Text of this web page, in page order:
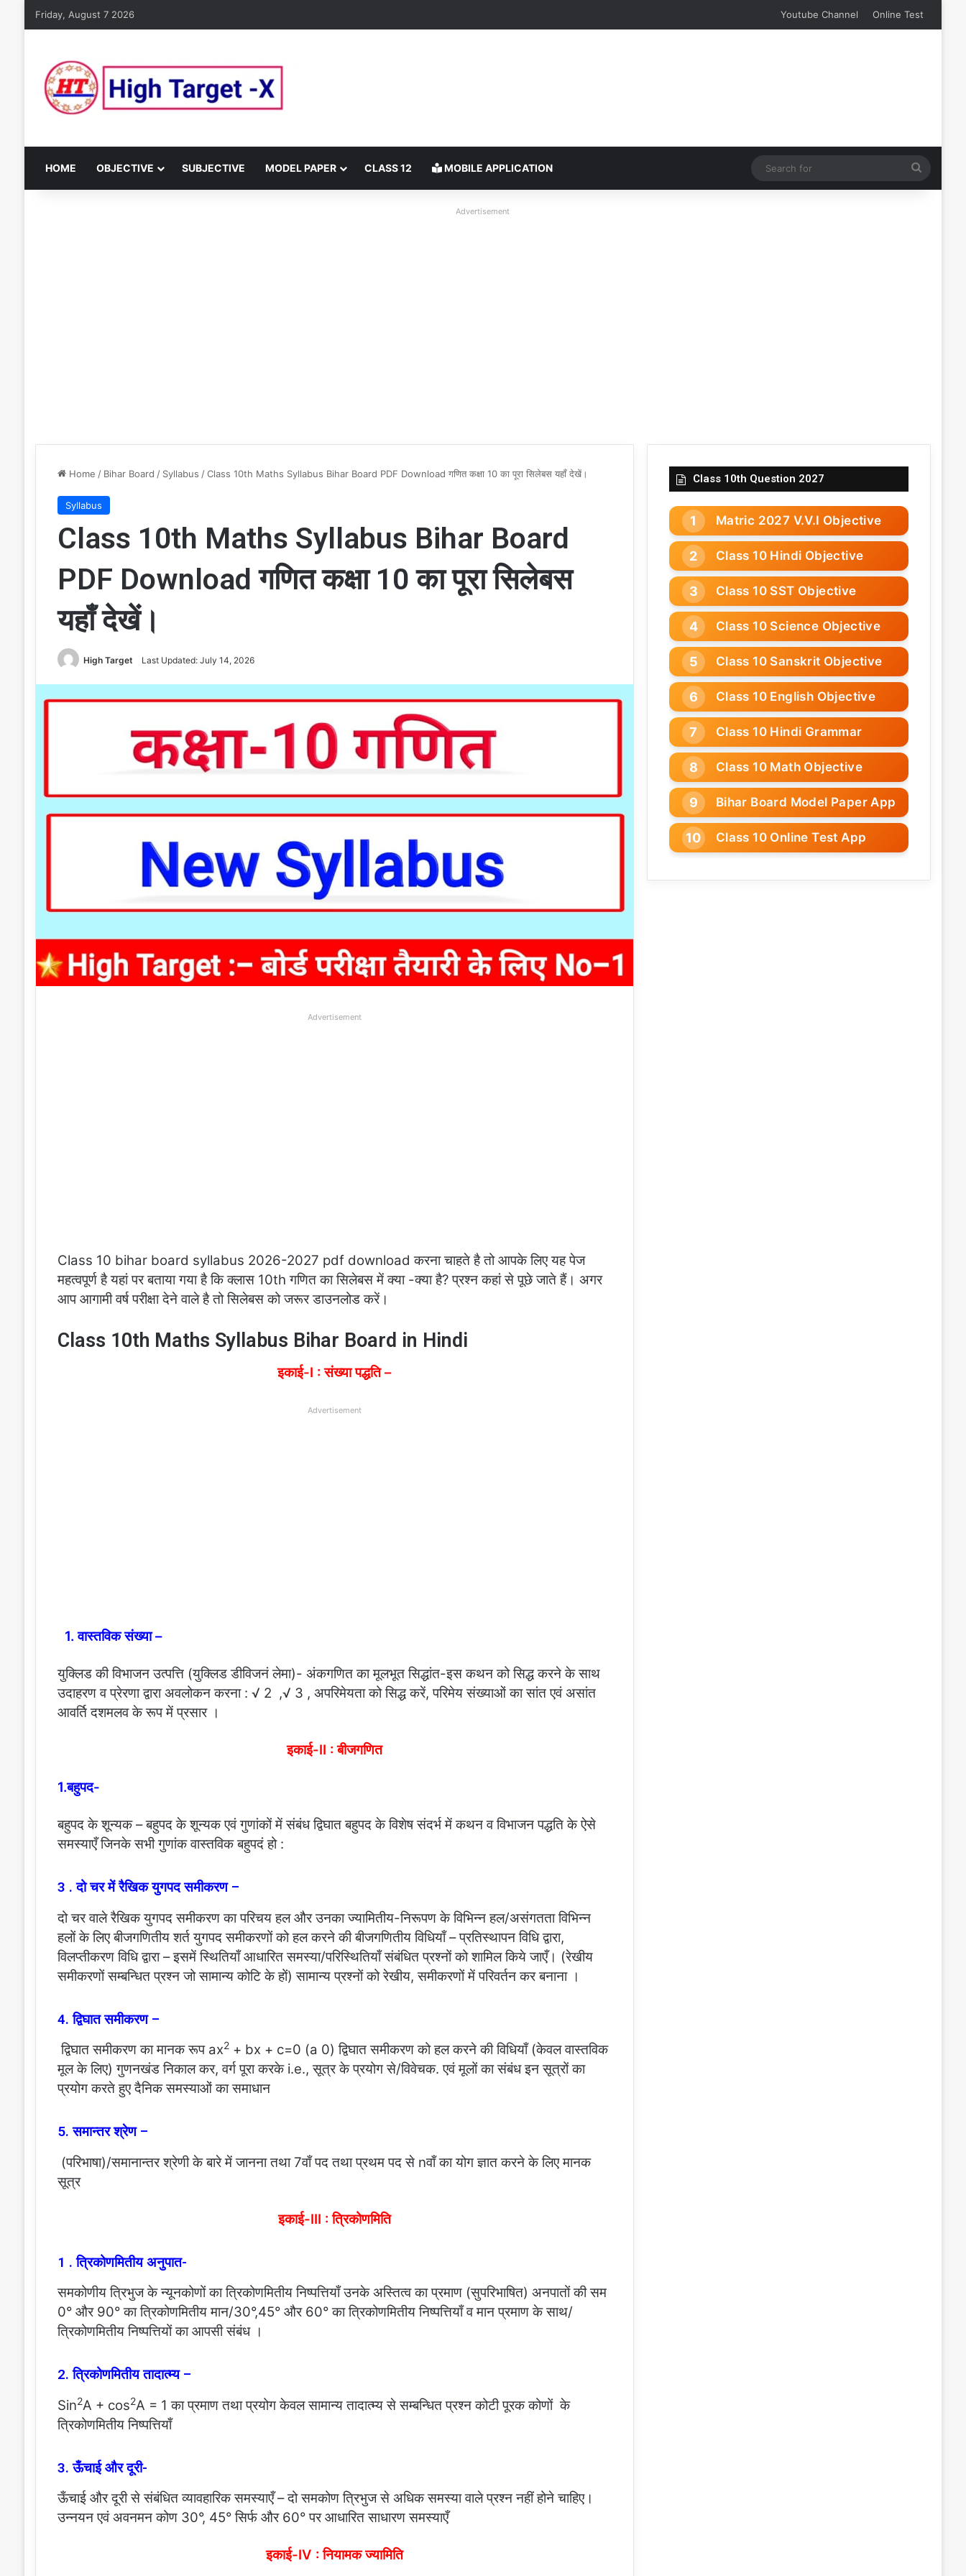
Friday, August 7 2026 Youtube Channel Online Test
HOME OBJECTIVE SUBJECTIVE MODEL PAPER CLASS 12 MOBILE APPLICATION
for
Advertisement
Home / Bihar Board / Syllabus / Class 10th Maths Syllabus Bihar Board PDF Download गणित कक्षा 10 का पूरा सिलेबस यहाँ देखें।
Syllabus
Class 10th Maths Syllabus Bihar Board
PDF Download गणित कक्षा 10 का पूरा सिलेबस
यहाँ देखें।
High Target Last Updated: July 14, 2026
Advertisement
Class 10 bihar board syllabus 2026-2027 pdf download करना चाहते है तो आपके लिए यह पेज
महत्वपूर्ण है यहां पर बताया गया है कि क्लास 10th गणित का सिलेबस में क्या -क्या है? प्रश्न कहां से पूछे जाते हैं। अगर
आप आगामी वर्ष परीक्षा देने वाले है तो सिलेबस को जरूर डाउनलोड करें।
Class 10th Maths Syllabus Bihar Board in Hindi
इकाई-I : संख्या पद्धति –
Advertisement
1. वास्तविक संख्या –
युक्लिड की विभाजन उत्पत्ति (युक्लिड डीविजनं लेमा)- अंकगणित का मूलभूत सिद्धांत-इस कथन को सिद्ध करने के साथ
उदाहरण व प्रेरणा द्वारा अवलोकन करना : √ 2 ,√ 3 , अपरिमेयता को सिद्ध करें, परिमेय संख्याओं का सांत एवं असांत
आवर्ति दशमलव के रूप में प्रसार ।
इकाई-II : बीजगणित
1.बहुपद-
बहुपद के शून्यक – बहुपद के शून्यक एवं गुणांकों में संबंध द्विघात बहुपद के विशेष संदर्भ में कथन व विभाजन पद्धति के ऐसे
समस्याएँ जिनके सभी गुणांक वास्तविक बहुपदं हो :
3 . दो चर में रैखिक युगपद समीकरण –
दो चर वाले रैखिक युगपद समीकरण का परिचय हल और उनका ज्यामितीय-निरूपण के विभिन्न हल/असंगतता विभिन्न
हलों के लिए बीजगणितीय शर्त युगपद समीकरणों को हल करने की बीजगणितीय विधियाँ – प्रतिस्थापन विधि द्वारा,
विलप्तीकरण विधि द्वारा – इसमें स्थितियाँ आधारित समस्या/परिस्थितियाँ संबंधित प्रश्नों को शामिल किये जाएँ। (रेखीय
समीकरणों सम्बन्धित प्रश्न जो सामान्य कोटि के हों) सामान्य प्रश्नों को रेखीय, समीकरणों में परिवर्तन कर बनाना ।
4. द्विघात समीकरण –
द्विघात समीकरण का मानक रूप ax2+ bx + c=0 (a 0) द्विघात समीकरण को हल करने की विधियाँ (केवल वास्तविक
मूल के लिए) गुणनखंड निकाल कर, वर्ग पूरा करके i.e., सूत्र के प्रयोग से/विवेचक. एवं मूलों का संबंध इन सूत्रों का
प्रयोग करते हुए दैनिक समस्याओं का समाधान
5. समान्तर श्रेण –
(परिभाषा)/समानान्तर श्रेणी के बारे में जानना तथा 7वाँ पद तथा प्रथम पद से nवाँ का योग ज्ञात करने के लिए मानक
सूत्र
इकाई-III : त्रिकोणमिति
1 . त्रिकोणमितीय अनुपात-
समकोणीय त्रिभुज के न्यूनकोणों का त्रिकोणमितीय निष्पत्तियाँ उनके अस्तित्व का प्रमाण (सुपरिभाषित) अनपातों की सम
0° और 90° का त्रिकोणमितीय मान/30°,45° और 60° का त्रिकोणमितीय निष्पत्तियाँ व मान प्रमाण के साथ/
त्रिकोणमितीय निष्पत्तियों का आपसी संबंध ।
2. त्रिकोणमितीय तादात्म्य –
Sin2A + cos2A = 1 का प्रमाण तथा प्रयोग केवल सामान्य तादात्म्य से सम्बन्धित प्रश्न कोटी पूरक कोणों के
त्रिकोणमितीय निष्पत्तियाँ
3. ऊँचाई और दूरी-
ऊँचाई और दूरी से संबंधित व्यावहारिक समस्याएँ – दो समकोण त्रिभुज से अधिक समस्या वाले प्रश्न नहीं होने चाहिए।
उन्नयन एवं अवनमन कोण 30°, 45° सिर्फ और 60° पर आधारित साधारण समस्याएँ
इकाई-IV : नियामक ज्यामिति
Class 10th Question 2027
Matric 2027 V.V.I Objective
Class 10 Hindi Objective
Class 10 SST Objective
Class 10 Science Objective
Class 10 Sanskrit Objective
Class 10 English Objective
Class 10 Hindi Grammar
Class 10 Math Objective
Bihar Board Model Paper App
Class 10 Online Test App